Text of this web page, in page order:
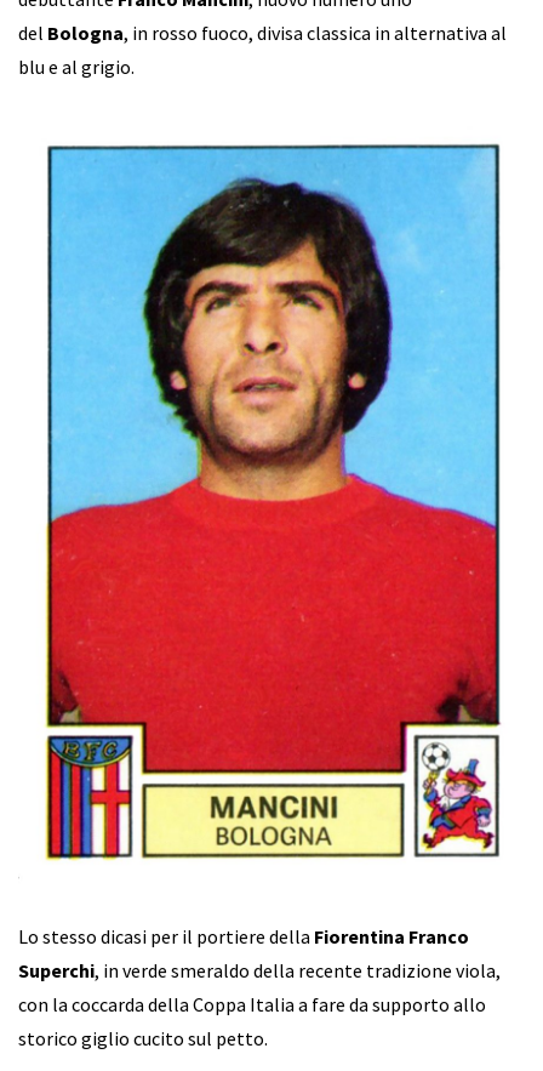
del Bologna, in rosso fuoco, divisa classica in alternativa al
blu e al grigio.
Lo stesso dicasi per il portiere della Fiorentina Franco
Superchi, in verde smeraldo della recente tradizione viola,
con la coccarda della Coppa Italia a fare da supporto allo
storico giglio cucito sul petto.